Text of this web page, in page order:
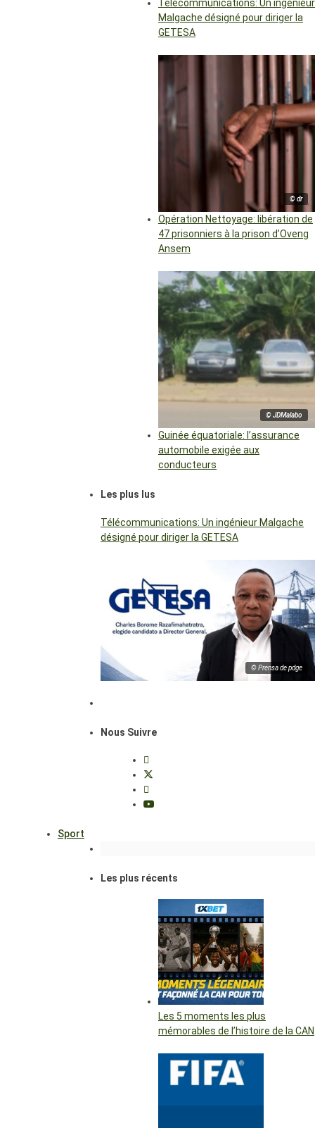
Télécommunications: Un ingénieur
Malgache désigné pour diriger la
GETESA
© dr
Opération Nettoyage: libération de
47 prisonniers à la prison d’Oveng
Ansem
© JDMalabo
Guinée équatoriale: l’assurance
automobile exigée aux
conducteurs
Les plus lus
Télécommunications: Un ingénieur Malgache
désigné pour diriger la GETESA
© Prensa de pdge
Nous Suivre
Sport
Les plus récents
Les 5 moments les plus
mémorables de l’histoire de la CAN